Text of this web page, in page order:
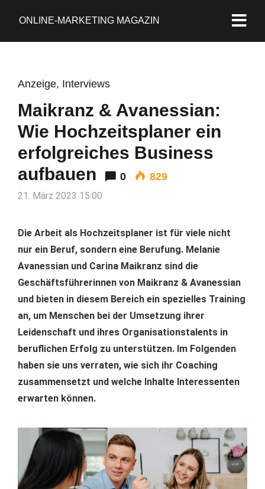
ONLINE-MARKETING MAGAZIN
Anzeige, Interviews
Maikranz & Avanessian:
Wie Hochzeitsplaner ein
erfolgreiches Business
aufbauen
0 829
21. März 2023 15:00
Die Arbeit als Hochzeitsplaner ist für viele nicht
nur ein Beruf, sondern eine Berufung. Melanie
Avanessian und Carina Maikranz sind die
Geschäftsführerinnen von Maikranz & Avanessian
und bieten in diesem Bereich ein spezielles Training
an, um Menschen bei der Umsetzung ihrer
Leidenschaft und ihres Organisationstalents in
beruflichen Erfolg zu unterstützen. Im Folgenden
haben sie uns verraten, wie sich ihr Coaching
zusammensetzt und welche Inhalte Interessenten
erwarten können.